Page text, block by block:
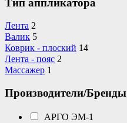
Тип аппликатора
Лента 2
Валик 5
Коврик - плоский 14
Лента - пояс 2
Массажер 1
Производители/Бренды
АРГО ЭМ-1